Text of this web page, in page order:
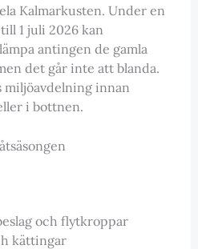
Kalmarkusten. Under en
1 juli 2026 kan
antingen de gamla
det går inte att blanda.
miljöavdelning innan
i bottnen.
och flytkroppar
kättingar